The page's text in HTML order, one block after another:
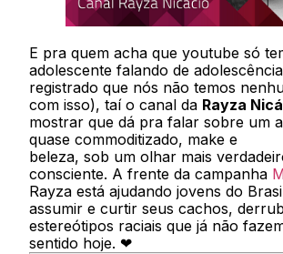
E pra quem acha que youtube só
adolescente falando de
registrado que nós não temos
com isso), taí o canal da Rayza
mostrar que dá pra falar sobre um
quase commoditizado, make e
beleza, sob um olhar mais
consciente. A frente da campanha
Rayza está ajudando jovens do
assumir e curtir seus cachos,
estereótipos raciais que já não
sentido hoje. ❤